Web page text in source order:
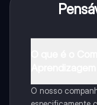
O nosso